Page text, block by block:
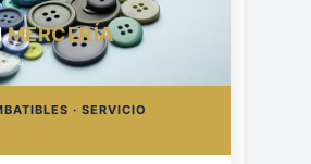
MERCERÍA
· SERVICIO